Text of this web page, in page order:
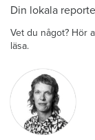
Din lokala
Vet du något? Hör
läsa.